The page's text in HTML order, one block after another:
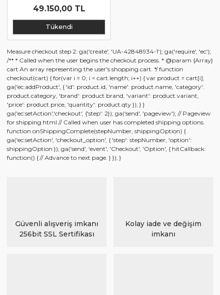
49.150,00 TL
Tükendi
Measure checkout step 2: ga('create', 'UA-42848934-1'); ga('require', 'ec');
/** * Called when the user begins the checkout process. * @param {Array}
cart An array representing the user's shopping cart. */ function
checkout(cart) { for(var i = 0; i < cart.length; i++) { var product = cart[i];
ga('ec:addProduct', { 'id': product.id, 'name': product.name, 'category':
product.category, 'brand': product.brand, 'variant': product.variant,
'price': product.price, 'quantity': product.qty }); } }
ga('ec:setAction','checkout', {'step': 2}); ga('send', 'pageview'); // Pageview
for shipping.html // Called when user has completed shipping options.
function onShippingComplete(stepNumber, shippingOption) {
ga('ec:setAction', 'checkout_option', { 'step': stepNumber, 'option':
shippingOption }); ga('send', 'event', 'Checkout', 'Option', { hitCallback:
function() { // Advance to next page. } }); }
Güvenli alışveriş imkanı
256bit SSL Sertifikası
Kolay iade ve değişim
imkanı